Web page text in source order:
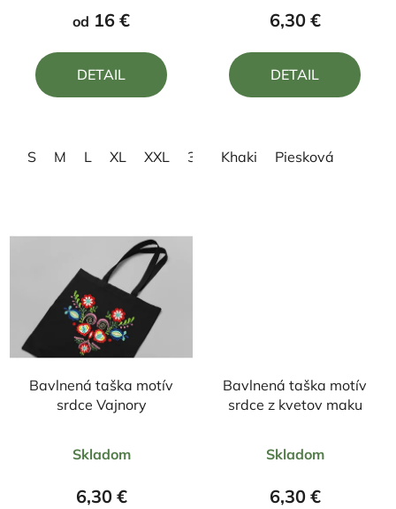
produktu
5,0
z
od 16 €
DETAIL
S M L XL XXL 3XL
produktu
5,0
z
6,30 €
DETAIL
Khaki Piesková
Bavlnená taška motív
srdce Vajnory
hodnotenie
produktu
Skladom
6,30 €
Bavlnená taška motív
srdce z kvetov maku
hodnotenie
produktu
Skladom
6,30 €